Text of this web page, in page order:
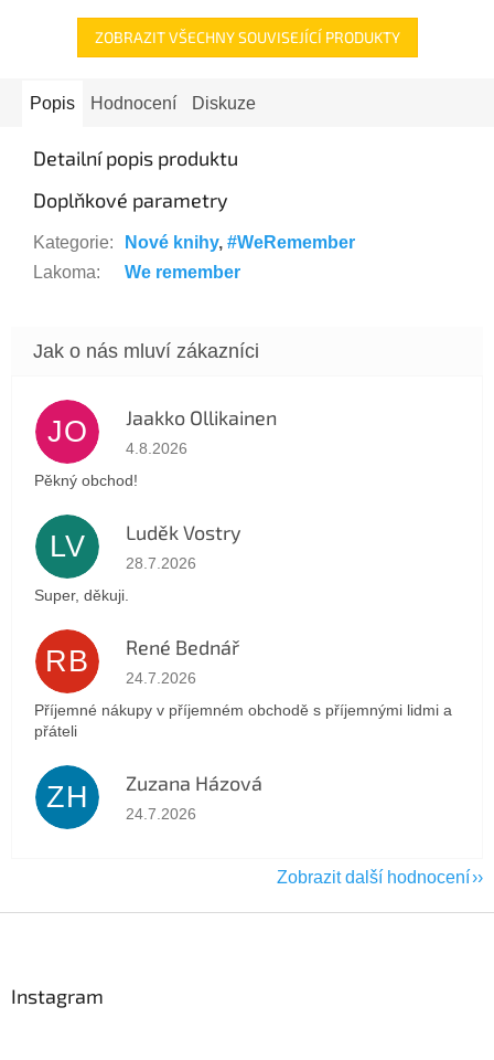
ZOBRAZIT VŠECHNY SOUVISEJÍCÍ PRODUKTY
Popis Hodnocení Diskuze
Detailní popis produktu
Doplňkové parametry
Kategorie: Nové knihy, #WeRemember
Lakoma: We remember
JO Jaakko Ollikainen
Hodnocení obchodu je 5 z 5 hvězdiček.
4.8.2026
Pěkný obchod!
LV Luděk Vostry
Hodnocení obchodu je 5 z 5 hvězdiček.
28.7.2026
Super, děkuji.
RB René Bednář
Hodnocení obchodu je 5 z 5 hvězdiček.
24.7.2026
Příjemné nákupy v příjemném obchodě s příjemnými lidmi a
přáteli
ZH Zuzana Házová
Hodnocení obchodu je 5 z 5 hvězdiček.
24.7.2026
Zobrazit další hodnocení
Instagram